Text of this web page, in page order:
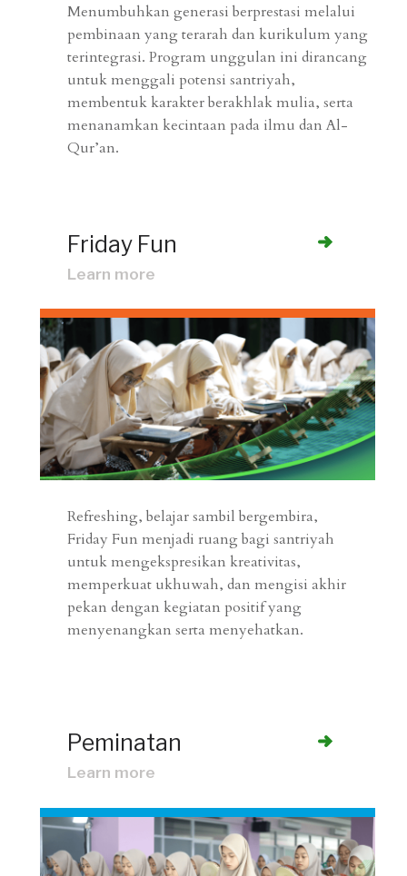
Menumbuhkan generasi berprestasi melalui
pembinaan yang terarah dan kurikulum yang
terintegrasi. Program unggulan ini dirancang
untuk menggali potensi santriyah,
membentuk karakter berakhlak mulia, serta
menanamkan kecintaan pada ilmu dan Al-
Qur’an.
Friday Fun
Learn more
Refreshing, belajar sambil bergembira,
Friday Fun menjadi ruang bagi santriyah
untuk mengekspresikan kreativitas,
memperkuat ukhuwah, dan mengisi akhir
pekan dengan kegiatan positif yang
menyenangkan serta menyehatkan.
Peminatan
Learn more